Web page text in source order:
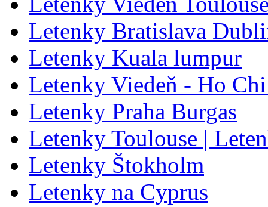
Letenky Bratislava
Letenky Kuala lumpur
Letenky Viedeň - Ho
Letenky Praha Burgas
Letenky Toulouse |
Letenky Štokholm
Letenky na Cyprus